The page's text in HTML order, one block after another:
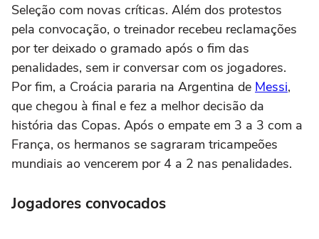
Seleção com novas críticas. Além dos protestos
pela convocação, o treinador recebeu reclamações
por ter deixado o gramado após o fim das
penalidades, sem ir conversar com os jogadores.
Por fim, a Croácia pararia na Argentina de Messi,
que chegou à final e fez a melhor decisão da
história das Copas. Após o empate em 3 a 3 com a
França, os hermanos se sagraram tricampeões
mundiais ao vencerem por 4 a 2 nas penalidades.
Jogadores convocados